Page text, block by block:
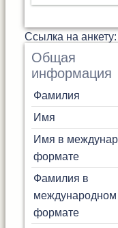
Cсылка на анкету:
Общая
информация
Фамилия
Имя
Имя в
формате
Фамилия в
международном
формате